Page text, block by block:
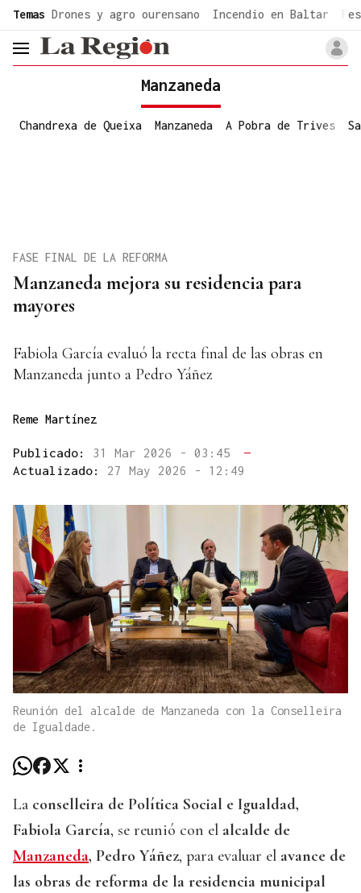
Temas Drones y agro ourensano Incendio en Baltar
header.menu.open
Manzaneda
Chandrexa de Queixa Manzaneda A Pobra de Trives
Manzaneda mejora su residencia para
mayores
FASE FINAL DE LA REFORMA
Fabiola García evaluó la recta final de las obras en
Manzaneda junto a Pedro Yáñez
Reme Martínez
Publicado: 31 Mar 2026 - 03:45
—
Actualizado: 27 May 2026 - 12:49
Reunión del alcalde de Manzaneda con la Conselleira
de Igualdade.
La conselleira de Política Social e Igualdad,
Fabiola García, se reunió con el alcalde de
Manzaneda, Pedro Yáñez, para evaluar el avance de
las obras de reforma de la residencia municipal